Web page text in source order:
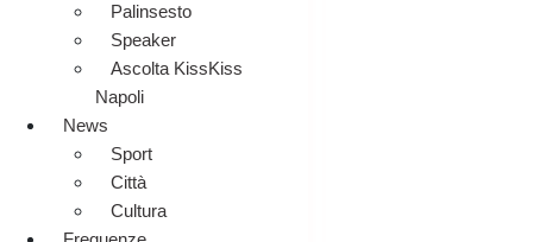
Palinsesto
Speaker
Ascolta KissKiss
Napoli
News
Sport
Città
Cultura